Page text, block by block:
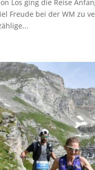
Los ging die Reise
Freude bei der WM zu